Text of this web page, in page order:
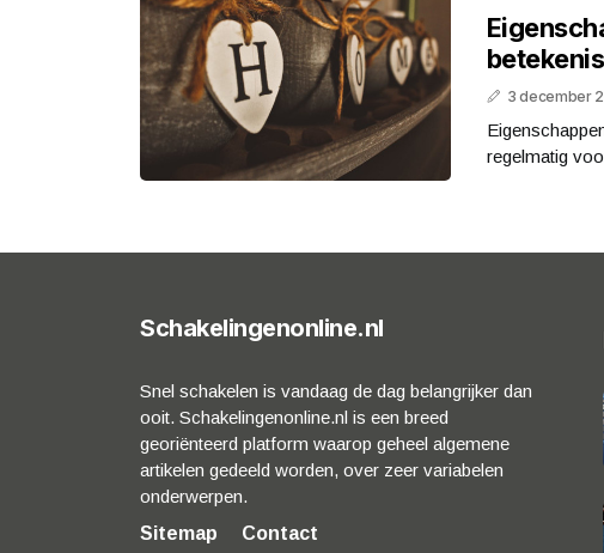
betekenis
3 december
regelmatig
Schakelingenonline.nl
Snel schakelen is vandaag de dag belangrijker dan
ooit. Schakelingenonline.nl is een breed
georiënteerd platform waarop geheel algemene
artikelen gedeeld worden, over zeer variabelen
onderwerpen.
Sitemap
Contact